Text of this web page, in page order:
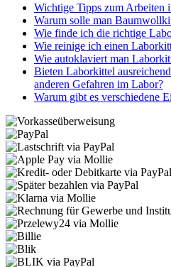
Wichtige Tipps zum Arbeiten
Warum solle man
Wie finde ich die richtige
Wie reinige ich einen
Wie autoklaviert man
Bieten Laborkittel
anderen Gefahren im Labor?
Warum gibt es verschiedene